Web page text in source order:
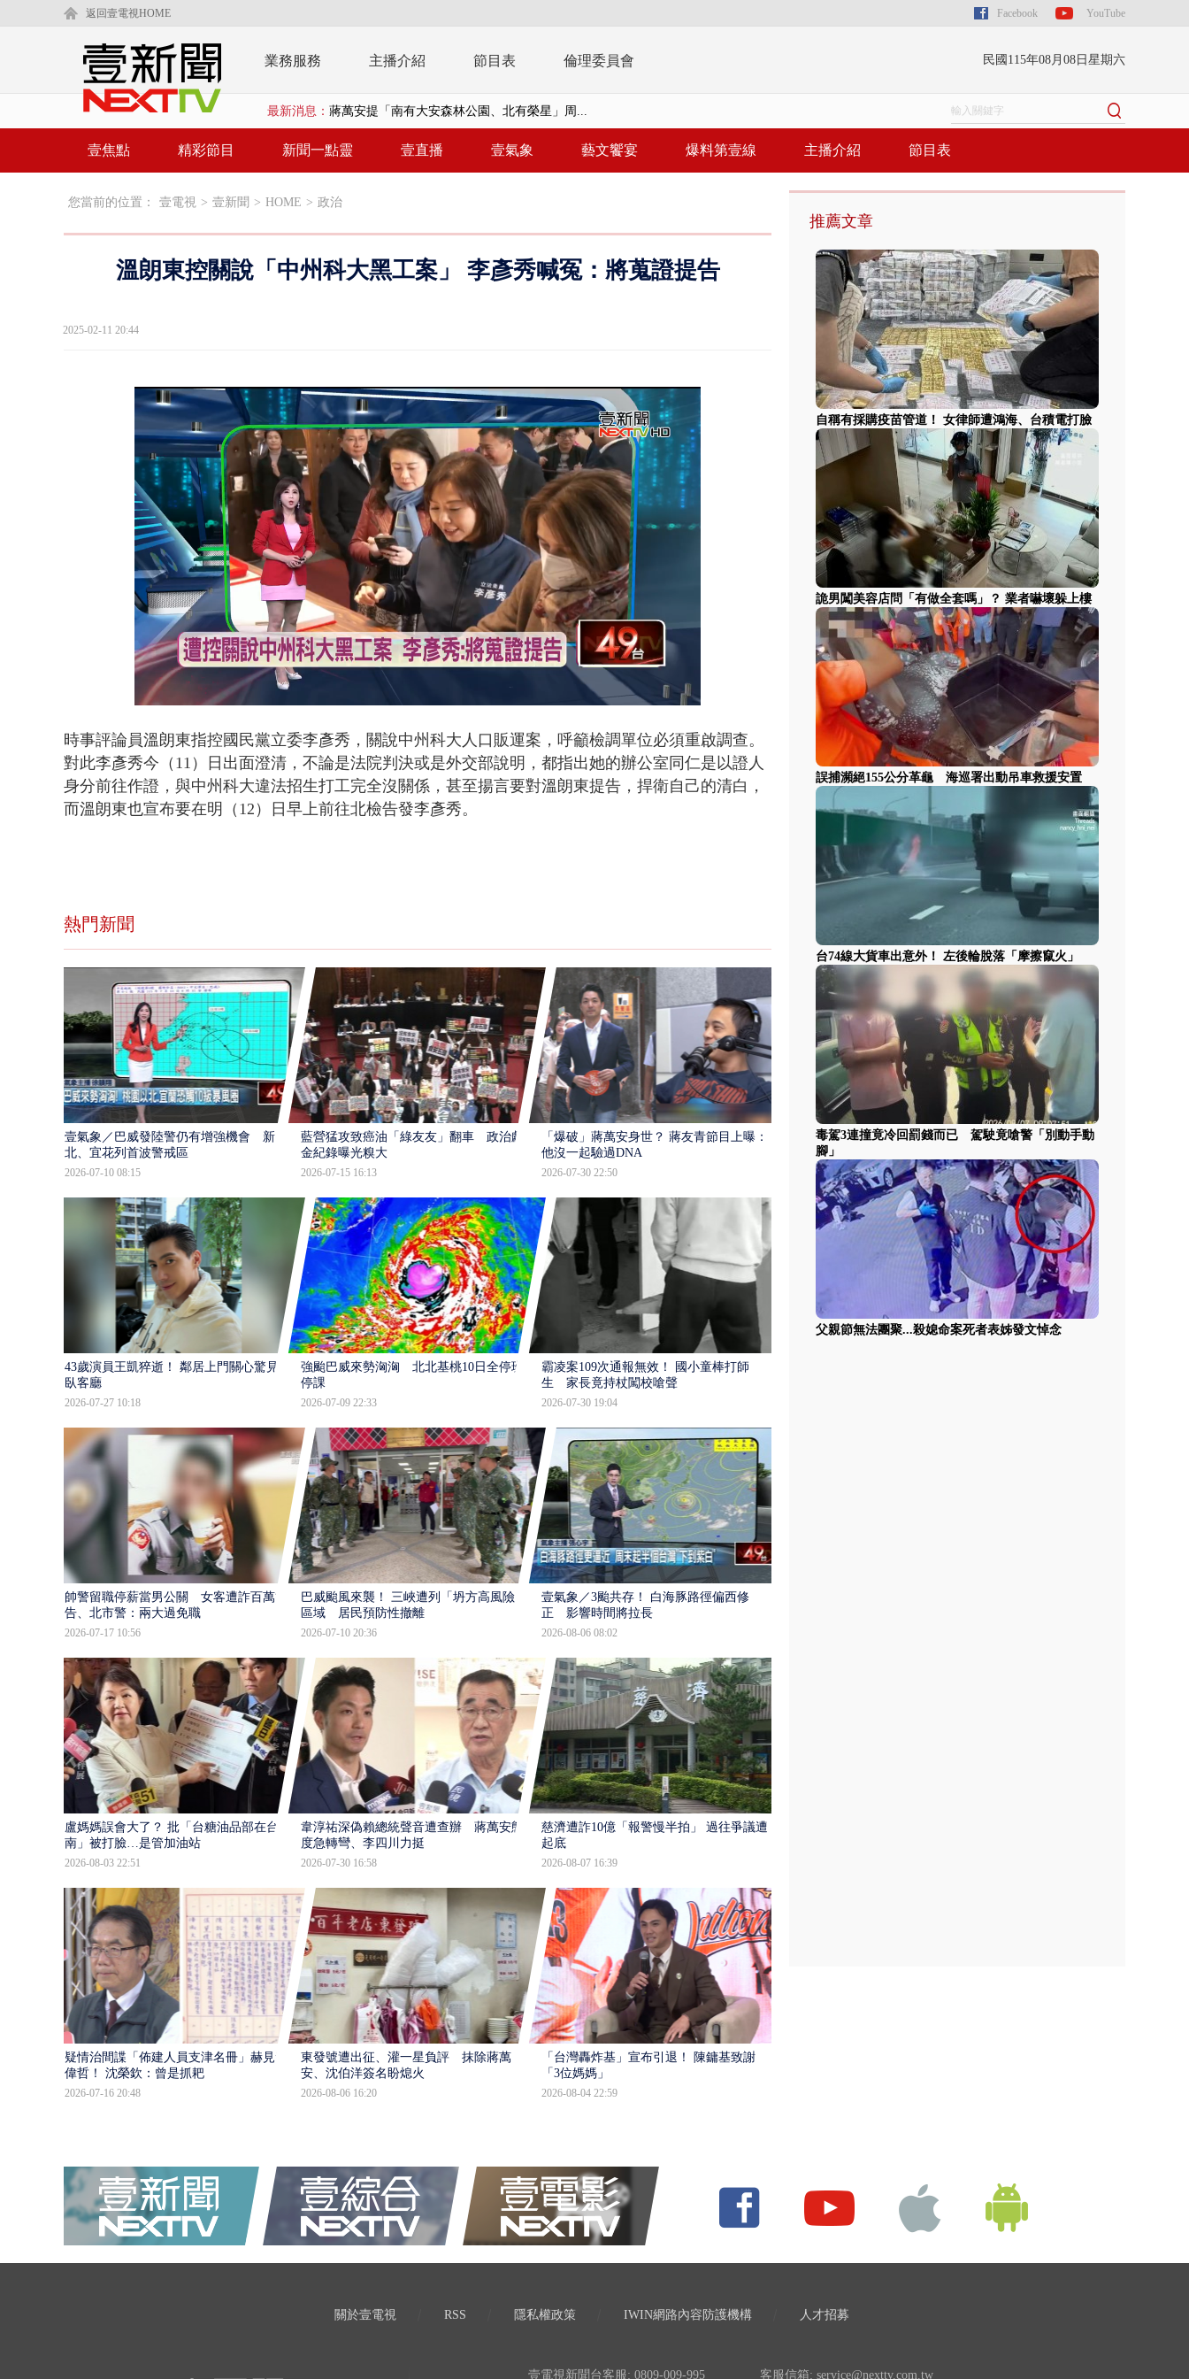
返回壹電視HOME Facebook YouTube
業務服務 主播介紹 節目表 倫理委員會 民國115年08月08日星期六
最新消息： 又毒駕！ 男子撞車拒檢「油門一催」警察狂...
漢光演習第4天 海軍近岸防禦演練 賴總統...
【新聞一點靈】慈濟遭詐10.6億未提告 網友...
蔣萬安提「南有大安森林公園、北有榮星」周...
壹焦點 精彩節目 新聞一點靈 壹直播 壹氣象 藝文饗宴 爆料第壹線 主播介紹 節目表
您當前的位置： 壹電視 > 壹新聞 > HOME > 政治
溫朗東控關說「中州科大黑工案」 李彥秀喊冤：將蒐證提告
2025-02-11 20:44
31.66%
時事評論員溫朗東指控國民黨立委李彥秀，關說中州科大人口販運案，呼籲檢調單位必須重啟調查。
對此李彥秀今（11）日出面澄清，不論是法院判決或是外交部說明，都指出她的辦公室同仁是以證人
身分前往作證，與中州科大違法招生打工完全沒關係，甚至揚言要對溫朗東提告，捍衛自己的清白，
而溫朗東也宣布要在明（12）日早上前往北檢告發李彥秀。
熱門新聞
壹氣象／巴威發陸警仍有增強機會 新
北、宜花列首波警戒區
2026-07-10 08:15
藍營猛攻致癌油「綠友友」翻車 政治獻
金紀錄曝光糗大
2026-07-15 16:13
「爆破」蔣萬安身世？ 蔣友青節目上曝：
他沒一起驗過DNA
2026-07-30 22:50
43歲演員王凱猝逝！ 鄰居上門關心驚見倒
臥客廳
2026-07-27 10:18
強颱巴威來勢洶洶 北北基桃10日全停班
停課
2026-07-09 22:33
霸凌案109次通報無效！ 國小童棒打師
生 家長竟持杖闖校嗆聲
2026-07-30 19:04
帥警留職停薪當男公關 女客遭詐百萬提
告、北市警：兩大過免職
2026-07-17 10:56
巴威颱風來襲！ 三峽遭列「坍方高風險」
區域 居民預防性撤離
2026-07-10 20:36
壹氣象／3颱共存！ 白海豚路徑偏西修
正 影響時間將拉長
2026-08-06 08:02
盧媽媽誤會大了？ 批「台糖油品部在台
南」被打臉…是管加油站
2026-08-03 22:51
韋淳祐深偽賴總統聲音遭查辦 蔣萬安態
度急轉彎、李四川力挺
2026-07-30 16:58
慈濟遭詐10億「報警慢半拍」 過往爭議遭
起底
2026-08-07 16:39
疑情治間諜「佈建人員支津名冊」赫見黃
偉哲！ 沈榮欽：曾是抓耙
2026-07-16 20:48
東發號遭出征、灌一星負評 抹除蔣萬
安、沈伯洋簽名盼熄火
2026-08-06 16:20
「台灣轟炸基」宣布引退！ 陳鏞基致謝
「3位媽媽」
2026-08-04 22:59
推薦文章
自稱有採購疫苗管道！ 女律師遭鴻海、台積電打臉
詭男闖美容店問「有做全套嗎」？ 業者嚇壞躲上樓
誤捕瀕絕155公分革龜 海巡署出動吊車救援安置
台74線大貨車出意外！ 左後輪脫落「摩擦竄火」
毒駕3連撞竟冷回罰錢而已 駕駛竟嗆警「別動手動
腳」
父親節無法團聚...殺媳命案死者表姊發文悼念
關於壹電視 RSS 隱私權政策 IWIN網路內容防護機構 人才招募
壹電視新聞台客服: 0809-009-995 客服信箱: service@nexttv.com.tw